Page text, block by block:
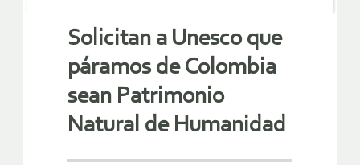
Solicitan a Unesco que
páramos de Colombia
sean Patrimonio
Natural de Humanidad